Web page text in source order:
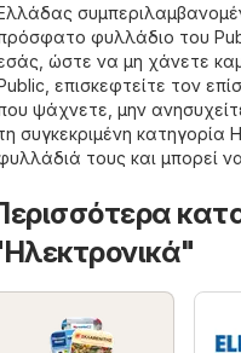
φυλλάδιο του
ώστε να μη χάνετε
επισκεφτείτε τον
ψάχνετε, μην
συγκεκριμένη κατηγορία
τους και μπορεί